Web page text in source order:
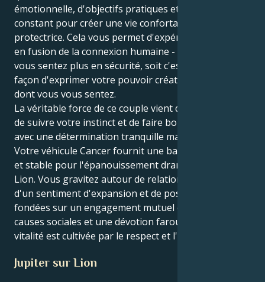
émotionnelle, d'objectifs pratiques et de travail
constant pour créer une vie confortable et
protectrice. Cela vous permet d'expérimenter le cœur
en fusion de la connexion humaine - et soit vous
vous sentez plus en sécurité, soit c'est une autre
façon d'exprimer votre pouvoir créatif, selon la façon
dont vous vous sentez.
La véritable force de ce couple vient de votre volonté
de suivre votre instinct et de faire bouger les choses
avec une détermination tranquille mais résolue.
Votre véhicule Cancer fournit une base significative
et stable pour l'épanouissement dramatique de votre
Lion. Vous gravitez autour de relations imprégnées
d'un sentiment d'expansion et de possibilités,
fondées sur un engagement mutuel envers des
causes sociales et une dévotion farouche. Votre
vitalité est cultivée par le respect et l'émerveillement.
Jupiter sur Lion